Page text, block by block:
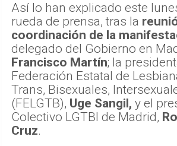
Así lo han explicado este
rueda de prensa, tras la
coordinación de la
delegado del Gobierno en
Francisco Martín; la
Federación Estatal de
Trans, Bisexuales,
(FELGTB), Uge Sangil, y el
Colectivo LGTBI de Madrid,
Cruz.